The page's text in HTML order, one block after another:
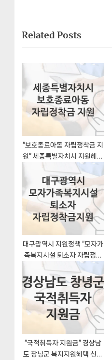
게
이
o
u
o
t
t
P
t
Related Posts
“보호종료아동 자립정착금 지
원” 세종특별자치시 지원혜택
자격조건과 구비서류
대구광역시 지원정책 “모자가
족복지시설 퇴소자 자립정착
금지원” 여성가족과 – 신청 일
정과 자격조건
“국적취득자 지원금” 경상남
도 창녕군 복지지원혜택 신청